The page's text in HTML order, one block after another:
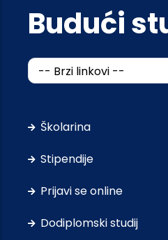
Budući
Školarina
Stipendije
Prijavi se online
Dodiplomski studij